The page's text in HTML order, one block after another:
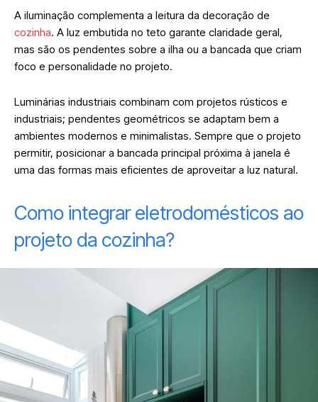
A iluminação complementa a leitura da decoração de
cozinha. A luz embutida no teto garante claridade geral,
mas são os pendentes sobre a ilha ou a bancada que criam
foco e personalidade no projeto.
Luminárias industriais combinam com projetos rústicos e
industriais; pendentes geométricos se adaptam bem a
ambientes modernos e minimalistas. Sempre que o projeto
permitir, posicionar a bancada principal próxima à janela é
uma das formas mais eficientes de aproveitar a luz natural.
Como integrar eletrodomésticos ao
projeto da cozinha?